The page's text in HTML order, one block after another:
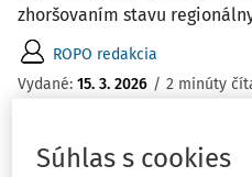
zhoršovaním stavu
ROPO redakcia
Vydané: 15. 3. 2026 / 2 minúty
ČLÁNKY
Súhlas s cookies